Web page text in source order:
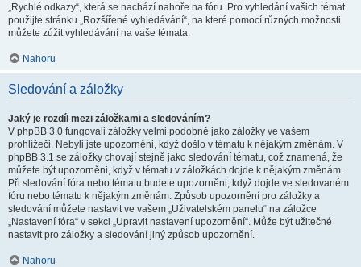
„Rychlé odkazy“, která se nachází nahoře na fóru. Pro vyhledání vašich témat
použijte stránku „Rozšířené vyhledávání“, na které pomocí různých možnosti
můžete zúžit vyhledávání na vaše témata.
Nahoru
Sledování a záložky
Jaký je rozdíl mezi záložkami a sledováním?
V phpBB 3.0 fungovali záložky velmi podobně jako záložky ve vašem
prohlížeči. Nebyli jste upozorněni, když došlo v tématu k nějakým změnám. V
phpBB 3.1 se záložky chovají stejně jako sledování tématu, což znamená, že
můžete být upozorněni, když v tématu v záložkách dojde k nějakým změnám.
Při sledování fóra nebo tématu budete upozorněni, když dojde ve sledovaném
fóru nebo tématu k nějakým změnám. Způsob upozornění pro záložky a
sledování můžete nastavit ve vašem „Uživatelském panelu“ na záložce
„Nastavení fóra“ v sekci „Upravit nastavení upozornění“. Může být užitečné
nastavit pro záložky a sledování jiný způsob upozornění.
Nahoru